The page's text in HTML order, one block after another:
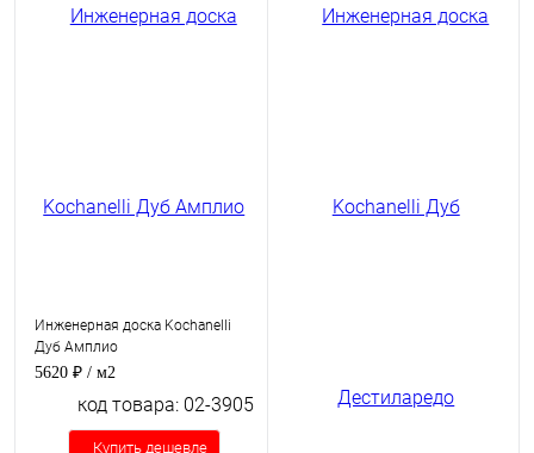
Инженерная доска Kochanelli
Дуб Амплио
5620 ₽ / м2
код товара: 02-3905
Купить дешевле